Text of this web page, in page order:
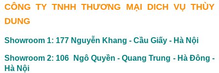
CÔNG TY TNHH THƯƠNG MẠI DICH VỤ THÙY
DUNG
Showroom 1: 177 Nguyễn Khang - Cầu Giấy - Hà Nội
Showroom 2: 106 Ngô Quyền - Quang Trung - Hà Đông -
Hà Nội